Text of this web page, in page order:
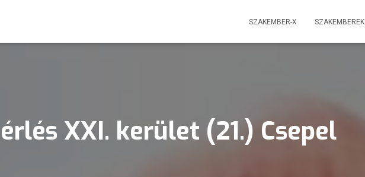
SZAKEMBER-X SZAKEMBEREK
XXI. kerület (21.) Csepel